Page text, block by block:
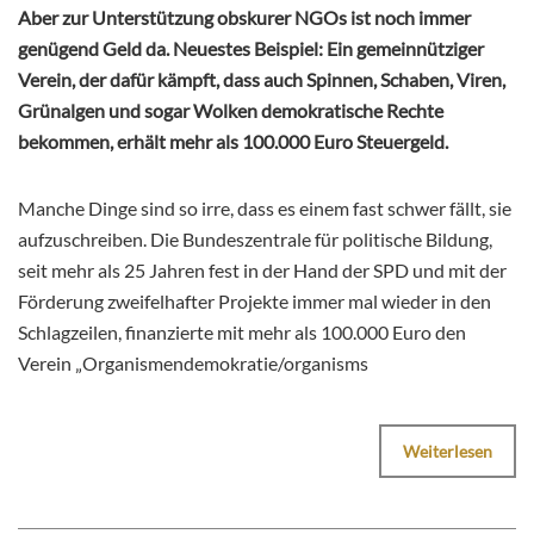
Aber zur Unterstützung obskurer NGOs ist noch immer
genügend Geld da. Neuestes Beispiel: Ein gemeinnütziger
Verein, der dafür kämpft, dass auch Spinnen, Schaben, Viren,
Grünalgen und sogar Wolken demokratische Rechte
bekommen, erhält mehr als 100.000 Euro Steuergeld.
Manche Dinge sind so irre, dass es einem fast schwer fällt, sie
aufzuschreiben. Die Bundeszentrale für politische Bildung,
seit mehr als 25 Jahren fest in der Hand der SPD und mit der
Förderung zweifelhafter Projekte immer mal wieder in den
Schlagzeilen, finanzierte mit mehr als 100.000 Euro den
Verein „Organismendemokratie/organisms
Weiterlesen